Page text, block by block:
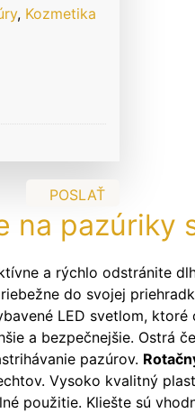
, Kozmetika
POSLAŤ
na pazúriky
a rýchlo odstránite
do svojej
LED svetlom,
a bezpečnejšie. Ostrá
pazúrov.
Vysoko kvalitný
použitie. Kliešte sú